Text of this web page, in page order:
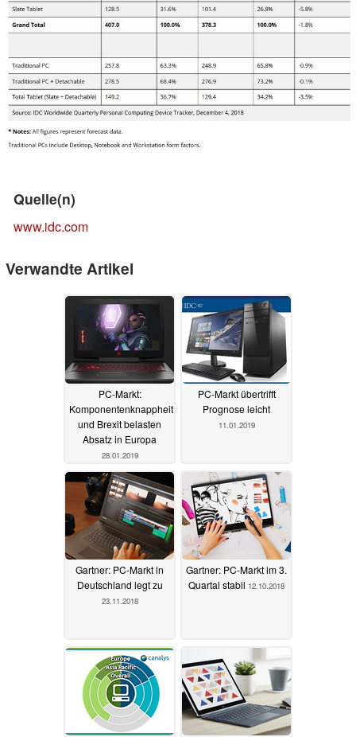
Quelle(n)
www.idc.com
Verwandte Artikel
PC-Markt:
Komponentenknappheit
und Brexit belasten
Absatz in Europa
28.01.2019
PC-Markt übertrifft
Prognose leicht
11.01.2019
Gartner: PC-Markt in
Deutschland legt zu
23.11.2018
Gartner: PC-Markt im 3.
Quartal stabil 12.10.2018